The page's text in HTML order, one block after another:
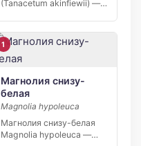
(Tanacetum akinfiewii) —
Кавказа,…
1
Магнолия снизу-
белая
Magnolia hypoleuca
Магнолия снизу-белая
Magnolia hypoleuca —